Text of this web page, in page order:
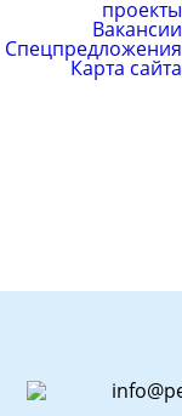
проекты
Вакансии
Спецпредложения
Карта сайта